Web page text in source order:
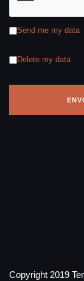
Send me my data
Delete my data
Copyright 2019